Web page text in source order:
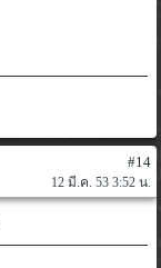
#14
12 มี.ค. 53 3:52 น.